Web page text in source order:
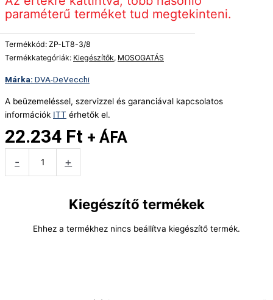
paraméterű terméket tud megtekinteni.
Termékkód: ZP-LT8-3/8
Termékkategóriák: Kiegészítők, MOSOGATÁS
DVA-DeVecchi
A beüzemeléssel, szervizzel és garanciával kapcsolatos
információk ITT érhetők el.
22.234 Ft + ÁFA
- +
Kiegészítő termékek
Ehhez a termékhez nincs beállítva kiegészítő termék.